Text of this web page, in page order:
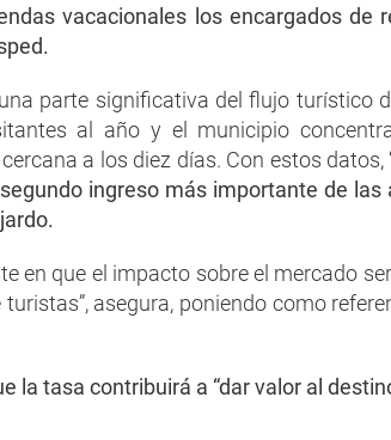
vacacionales los encargados de
parte significativa del flujo turístico
al año y el municipio
a los diez días. Con estos datos,
ingreso más importante de las
en que el impacto sobre el mercado
turistas”, asegura, poniendo como
la tasa contribuirá a “dar valor al